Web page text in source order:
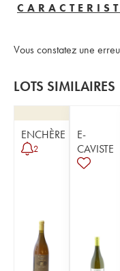
Vous constatez une
LOTS SIMILAIRES
ENCHÈRE
2
E-
CAVISTE